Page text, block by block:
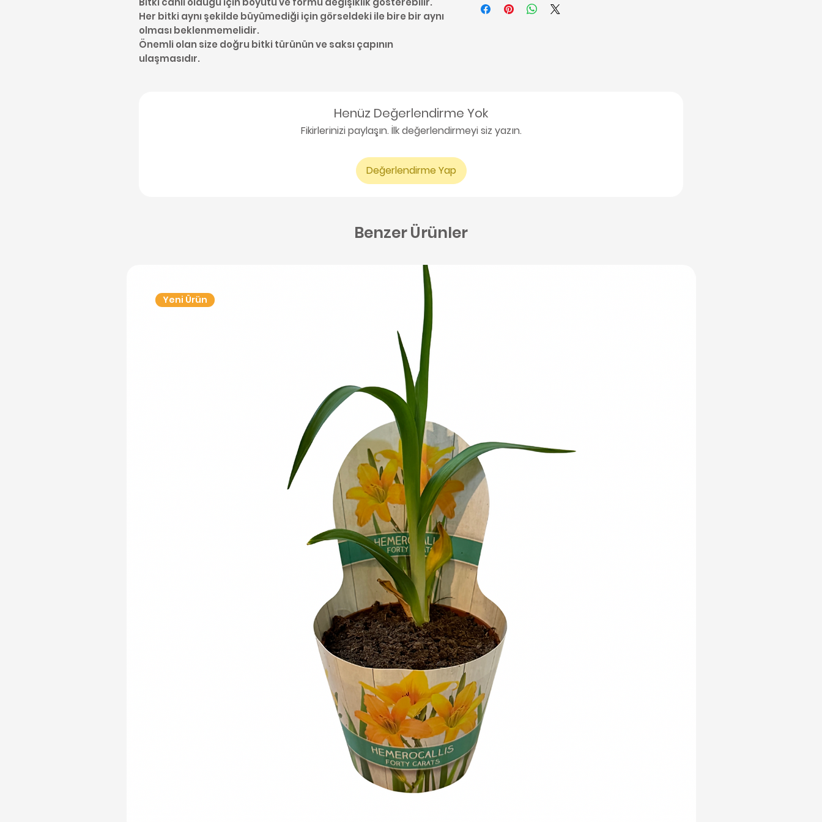
Her bitki aynı şekilde büyümediği için görseldeki ile bire bir aynı
olması beklenmemelidir.
Önemli olan size doğru bitki türünün ve saksı çapının
ulaşmasıdır.
Henüz Değerlendirme Yok
Fikirlerinizi paylaşın. İlk değerlendirmeyi siz yazın.
Değerlendirme Yap
Benzer Ürünler
Yeni Ürün